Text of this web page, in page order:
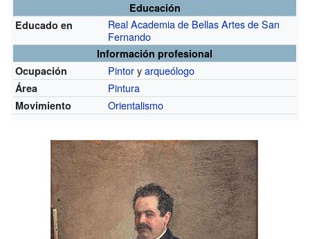
Educación
Educado en
Real Academia de Bellas Artes de San
Fernando
Información profesional
Ocupación
Pintoryarqueólogo
Área Pintura
Movimiento Orientalismo